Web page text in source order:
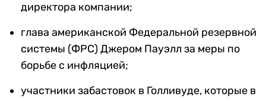
директора компании;
глава американской Федеральной резервной
системы (ФРС) Джером Пауэлл за меры по
борьбе с инфляцией;
участники забастовок в Голливуде, которые в